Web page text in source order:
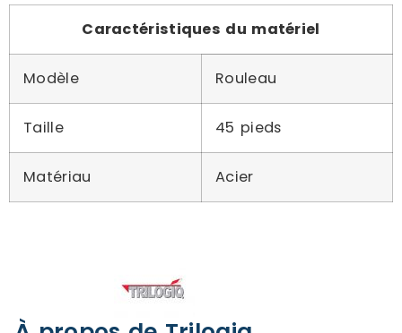
Caractéristiques du matériel
Modèle Rouleau
Taille 45 pieds
Matériau Acier